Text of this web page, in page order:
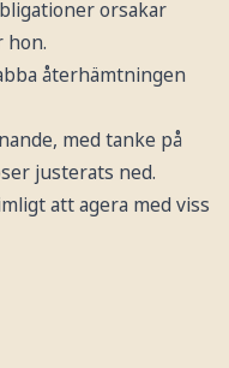
orsakar
hon.
återhämtningen
med tanke på
justerats ned.
att agera med viss